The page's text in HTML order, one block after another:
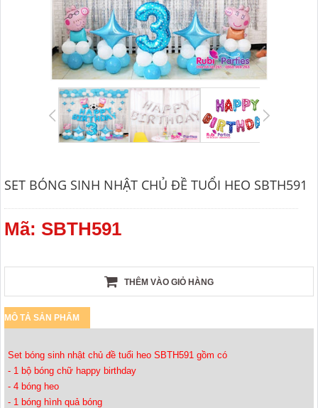
SET BÓNG SINH NHẬT CHỦ ĐỀ TUỔI HEO SBTH591
Mã: SBTH591
THÊM VÀO GIỎ HÀNG
MÔ TẢ SẢN PHẨM
Set bóng sinh nhật chủ đề tuổi heo SBTH591 gồm có
- 1 bộ bóng chữ happy birthday
- 4 bóng heo
- 1 bóng hình quả bóng